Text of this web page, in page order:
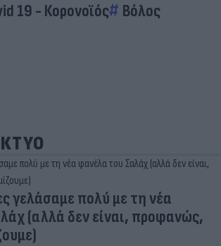
19 - Κορονοϊός Βόλος
γελάσαμε πολύ με τη νέα
(αλλά δεν είναι, προφανώς,